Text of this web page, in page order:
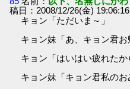
稿日：2008/12/26(金)
キョン「ただいま～」
キョン妹「あ、キョン君お
キョン「はいはい疲れたか
キョン妹「キョン君私のお